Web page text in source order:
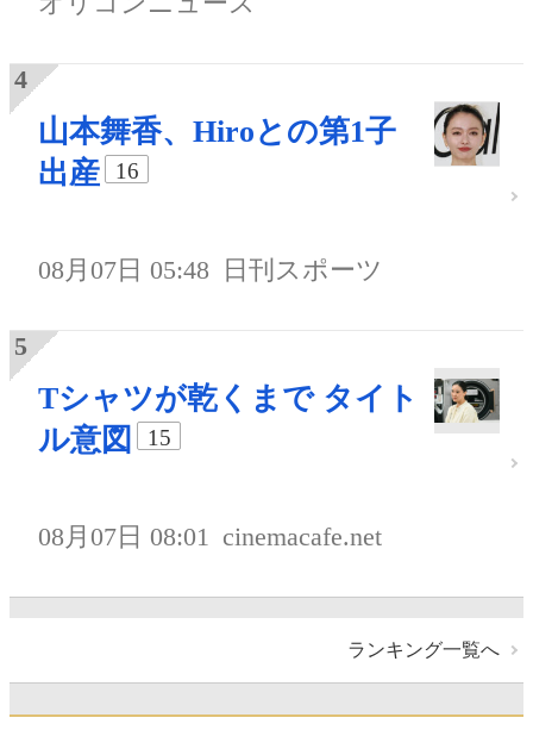
山本舞香、Hiroとの第1子
出産
16
08月07日 05:48 日刊スポーツ
Tシャツが乾くまで タイト
ル意図
15
08月07日 08:01 cinemacafe.net
ランキング一覧へ